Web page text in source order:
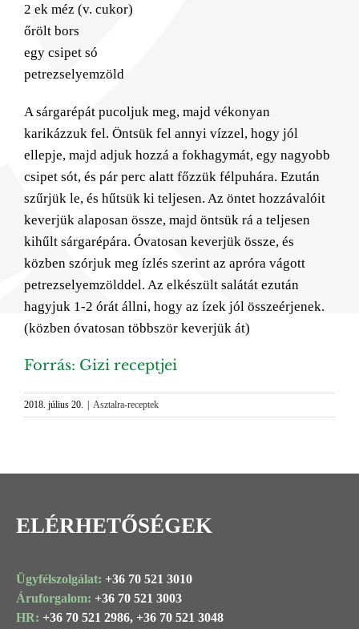
2 ek méz (v. cukor)
őrölt bors
egy csipet só
petrezselyemzöld
A sárgarépát pucoljuk meg, majd vékonyan
karikázzuk fel. Öntsük fel annyi vízzel, hogy jól
ellepje, majd adjuk hozzá a fokhagymát, egy nagyobb
csipet sót, és pár perc alatt főzzük félpuhára. Ezután
szűrjük le, és hűtsük ki teljesen. Az öntet hozzávalóit
keverjük alaposan össze, majd öntsük rá a teljesen
kihűlt sárgarépára. Óvatosan keverjük össze, és
közben szórjuk meg ízlés szerint az apróra vágott
petrezselyemzölddel. Az elkészült salátát ezután
hagyjuk 1-2 órát állni, hogy az ízek jól összeérjenek.
(közben óvatosan többször keverjük át)
Forrás: Gizi receptjei
2018. július 20. Asztalra-receptek
ELÉRHETŐSÉGEK
Ügyfélszolgálat: +36 70 521 3010
Áruforgalom: +36 70 521 3003
HR: +36 70 521 2986, +36 70 521 3048